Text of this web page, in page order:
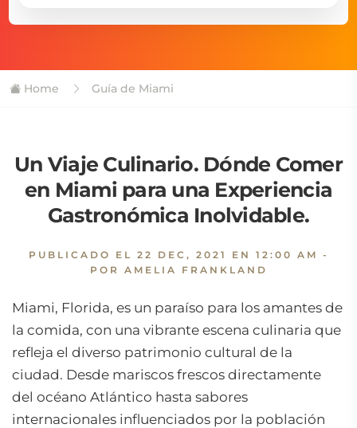
Home Guía de Miami
Un Viaje Culinario. Dónde Comer
en Miami para una Experiencia
Gastronómica Inolvidable.
PUBLICADO EL 22 DEC, 2021 EN 12:00 AM -
POR AMELIA FRANKLAND
Miami, Florida, es un paraíso para los amantes de
la comida, con una vibrante escena culinaria que
refleja el diverso patrimonio cultural de la
ciudad. Desde mariscos frescos directamente
del océano Atlántico hasta sabores
internacionales influenciados por la población